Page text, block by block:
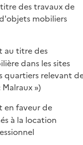
des travaux de
mobiliers
au titre des
dans les sites
quartiers relevant
»)
en faveur de
à la location